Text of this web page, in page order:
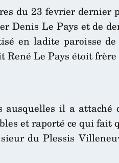
du 23 fevrier dernier
Denis Le Pays et de
en ladite paroisse
René Le Pays étoit
il a
et raporté ce qui fait
du Plessis